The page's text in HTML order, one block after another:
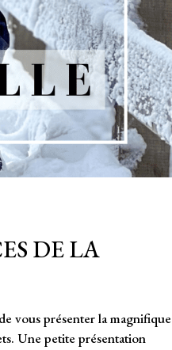
DE LA
vous présenter la magnifique
Une petite présentation